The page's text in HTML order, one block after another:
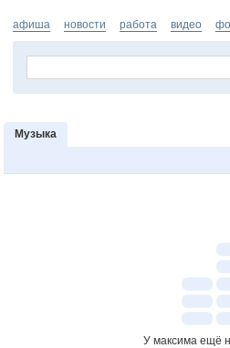
афиша новости работа видео
Музыка
У максима ещё